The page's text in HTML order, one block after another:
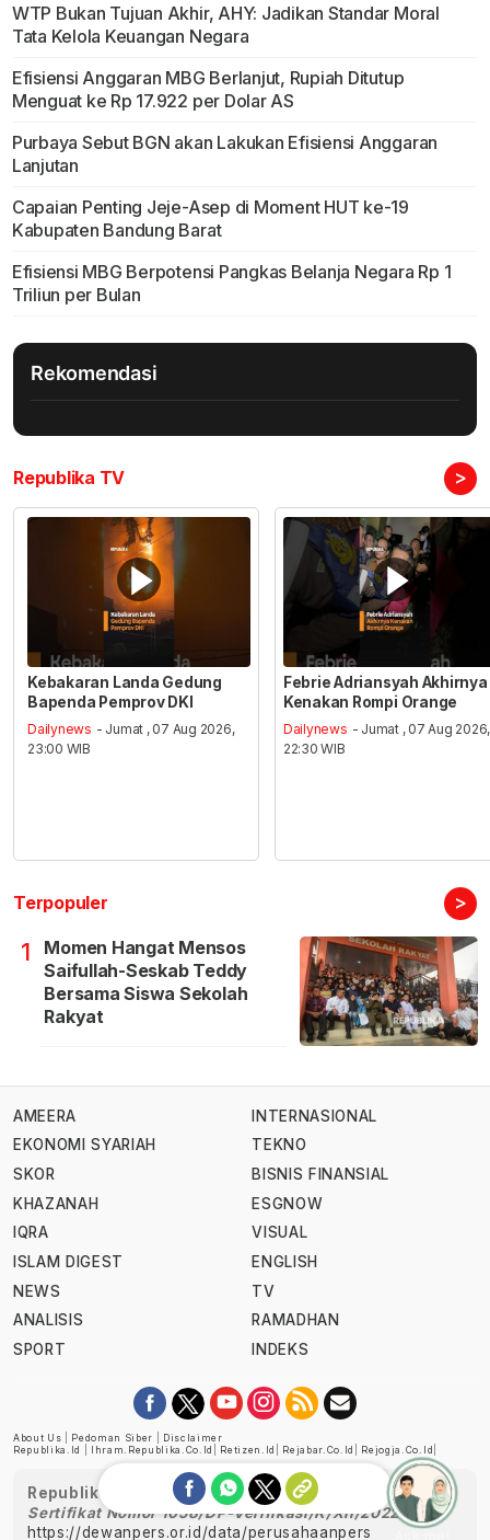
WTP Bukan Tujuan Akhir, AHY: Jadikan Standar Moral
Tata Kelola Keuangan Negara
Efisiensi Anggaran MBG Berlanjut, Rupiah Ditutup
Menguat ke Rp 17.922 per Dolar AS
Purbaya Sebut BGN akan Lakukan Efisiensi Anggaran
Lanjutan
Capaian Penting Jeje-Asep di Moment HUT ke-19
Kabupaten Bandung Barat
Efisiensi MBG Berpotensi Pangkas Belanja Negara Rp 1
Triliun per Bulan
Rekomendasi
Republika TV >
Kebakaran Landa Gedung
Bapenda Pemprov DKI
Dailynews - Jumat , 07 Aug 2026,
23:00 WIB
Febrie Adriansyah Akhirnya
Kenakan Rompi Orange
Dailynews - Jumat , 07 Aug 2026,
22:30 WIB
Terpopuler >
1
Momen Hangat Mensos
Saifullah-Seskab Teddy
Bersama Siswa Sekolah
Rakyat
AMEERA
EKONOMI SYARIAH
SKOR
KHAZANAH
IQRA
ISLAM DIGEST
NEWS
ANALISIS
SPORT
INTERNASIONAL
TEKNO
BISNIS FINANSIAL
ESGNOW
VISUAL
ENGLISH
TV
RAMADHAN
INDEKS
About Us Pedoman Siber
Disclaimer
Republika.id
Ihram.republika.co.id Retizen.id Rejabar.co.id Rejogja.co.id
Republika telah diverifikasi oleh Dewan Pers
Sertifikat Nomor 1058/DP-Verifikasi/K/XII/2022
https://dewanpers.or.id/data/perusahaanpers